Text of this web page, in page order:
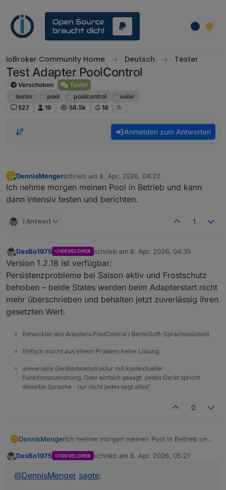
ioBroker Community Home Deutsch Tester
Test Adapter PoolControl
Verschoben
Tester
tester
pool poolcontrol
solar
527
19 58.5k 18
Anmelden zum Antworten
D
Offline
DennisMengerschrieb am 8. Apr. 2026, 04:20
zuletzt editiert von
Ich nehme morgen meinen Pool in Betrieb und kann
dann intensiv testen und berichten.
1 Antwort 1
Offline
DasBo1975 DEVELOPER schrieb am 8. Apr. 2026, 04:35
zuletzt editiert von
Version 1.2.18 ist verfügbar:
Persistenzprobleme bei Saison aktiv und Frostschutz
behoben – beide States werden beim Adapterstart nicht
mehr überschrieben und behalten jetzt zuverlässig ihren
gesetzten Wert.
Entwickler des Adapters PoolControl / BertinSoft-Sprachassistent
Einfach macht aus einem Problem keine Lösung
universelle Gerätedatenstruktur mit kontextueller
Funktionszuordnung. Oder einfach gesagt: Jedes Gerät spricht
dieselbe Sprache - nur nicht jedes sagt alles!
0
D DennisMengerIch nehme morgen meinen Pool in Betrieb und
DasBo1975 DEVELOPER schrieb am 8. Apr. 2026, 05:21
zuletzt editiert von
@DennisMenger sagte: